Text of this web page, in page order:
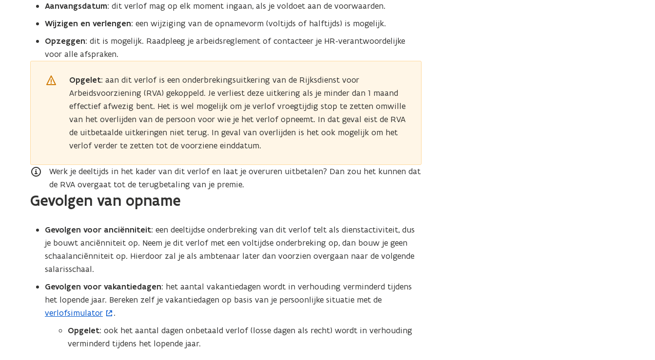
Aanvangsdatum: dit verlof mag op elk moment ingaan, als je voldoet aan de voorwaarden.
Wijzigen en verlengen: een wijziging van de opnamevorm (voltijds of halftijds) is mogelijk.
Opzeggen: dit is mogelijk. Raadpleeg je arbeidsreglement of contacteer je HR-verantwoordelijke
voor alle afspraken.
Opgelet: aan dit verlof is een onderbrekingsuitkering van de Rijksdienst voor
Arbeidsvoorziening (RVA) gekoppeld. Je verliest deze uitkering als je minder dan 1 maand
effectief afwezig bent. Het is wel mogelijk om je verlof vroegtijdig stop te zetten omwille
van het overlijden van de persoon voor wie je het verlof opneemt. In dat geval eist de RVA
de uitbetaalde uitkeringen niet terug. In geval van overlijden is het ook mogelijk om het
verlof verder te zetten tot de voorziene einddatum.
Werk je deeltijds in het kader van dit verlof en laat je overuren uitbetalen? Dan zou het kunnen dat
de RVA overgaat tot de terugbetaling van je premie.
Gevolgen van opname
Gevolgen voor anciënniteit: een deeltijdse onderbreking van dit verlof telt als dienstactiviteit, dus
je bouwt anciënniteit op. Neem je dit verlof met een voltijdse onderbreking op, dan bouw je geen
schaalanciënniteit op. Hierdoor zal je als ambtenaar later dan voorzien overgaan naar de volgende
salarisschaal.
Gevolgen voor vakantiedagen: het aantal vakantiedagen wordt in verhouding verminderd tijdens
het lopende jaar. Bereken zelf je vakantiedagen op basis van je persoonlijke situatie met de
verlofsimulator
(
.
Opgelet: ook het aantal dagen onbetaald verlof (losse dagen als recht) wordt in verhouding
verminderd tijdens het lopende jaar.